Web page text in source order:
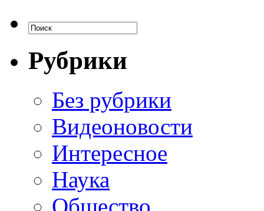
Рубрики
Без рубрики
Видеоновости
Интересное
Наука
Общество